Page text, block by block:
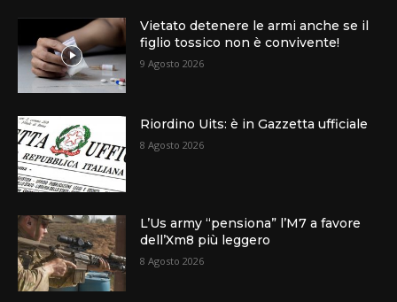
Vietato detenere le armi anche se il
figlio tossico non è convivente!
9 Agosto 2026
Riordino Uits: è in Gazzetta ufficiale
8 Agosto 2026
L’Us army “pensiona” l’M7 a favore
dell’Xm8 più leggero
8 Agosto 2026